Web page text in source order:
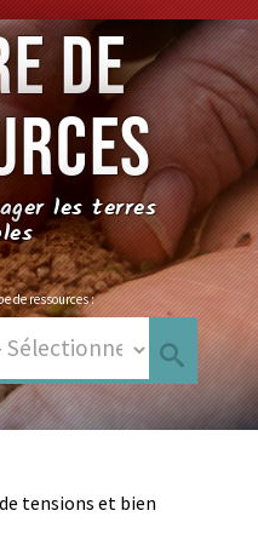
DE
les terres
de ressources :
tensions et bien